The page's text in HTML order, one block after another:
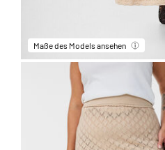
Maße des Models ansehen